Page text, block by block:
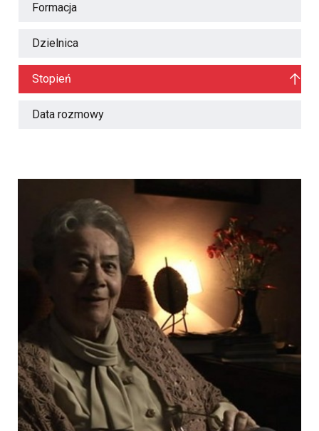
Formacja
Dzielnica
Stopień
Data rozmowy